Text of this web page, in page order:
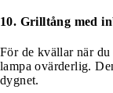
10. Grilltång med
För de kvällar när
lampa ovärderlig.
dygnet.